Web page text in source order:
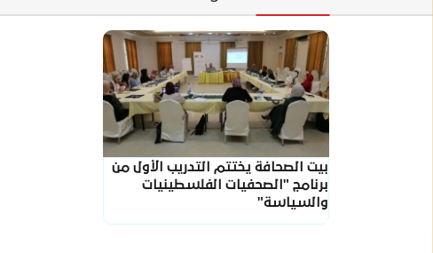
بيت الصحافة يختتم التدريب الأول من
برنامج "الصحفيات الفلسطينيات
والسياسة"